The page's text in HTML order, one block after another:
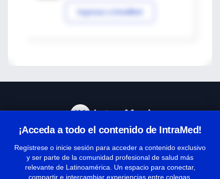
Ingresar a IntraMed
¡Acceda a todo el contenido de IntraMed!
Regístrese o inicie sesión para acceder a contenido exclusivo
y ser parte de la comunidad profesional de salud más
relevante de Latinoamérica. Un espacio para conectar,
compartir e intercambiar experiencias entre colegas.
Términos y condiciones